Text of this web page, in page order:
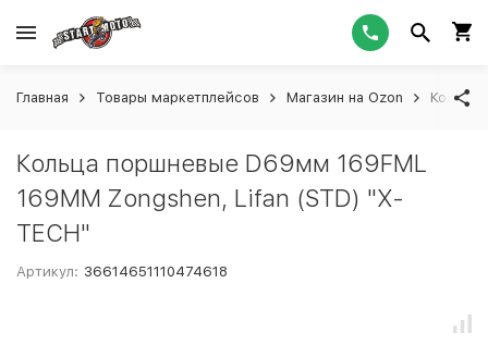
Главная Товары маркетплейсов Магазин на Ozon Кольца
Кольца поршневые D69мм 169FML
169MM Zongshen, Lifan (STD) "X-
TECH"
Артикул: 36614651110474618